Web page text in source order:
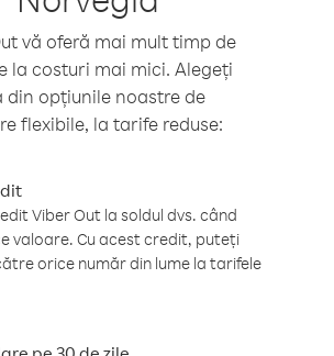
vă oferă mai mult timp de
la costuri mai mici. Alegeți
din opțiunile noastre de
flexibile, la tarife reduse:
Viber Out la soldul dvs. când
valoare. Cu acest credit, puteți
orice număr din lume la tarifele